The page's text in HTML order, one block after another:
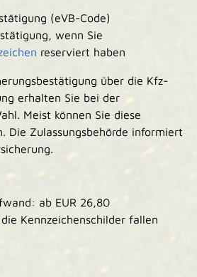
(eVB-Code)
wenn Sie
reserviert haben
über die Kfz-
erhalten Sie bei der
Meist können Sie diese
Die Zulassungsbehörde informiert
ab EUR 26,80
Kennzeichenschilder fallen